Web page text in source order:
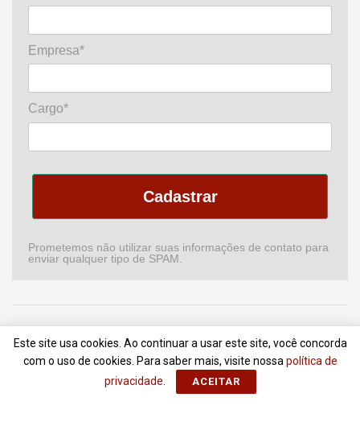
Empresa*
Cargo*
Cadastrar
Prometemos não utilizar suas informações de contato para
enviar qualquer tipo de SPAM.
Home Podcast Revista Comitê de CI
Newsletter
Anuncie
Contato Termos de Uso
Portal da Comunicação
Este site usa cookies. Ao continuar a usar este site, você concorda
com o uso de cookies. Para saber mais, visite nossa política de
privacidade
ACEITAR